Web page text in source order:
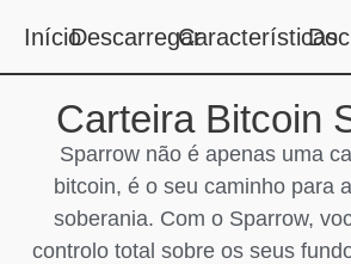
InícioDescarregarCaracterísticas
Carteira Bitcoin
Sparrow não é apenas uma
bitcoin, é o seu caminho para
soberania. Com o Sparrow,
controlo total sobre os seus